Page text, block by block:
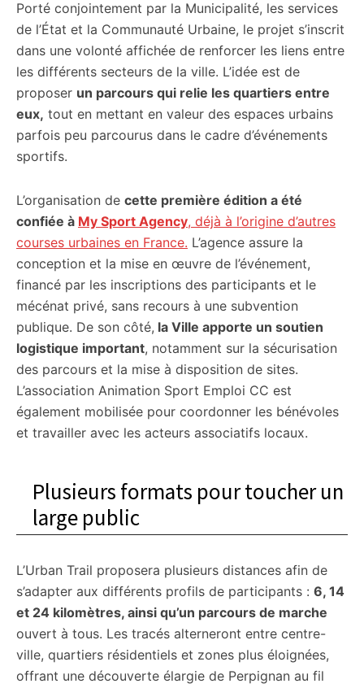
Porté conjointement par la Municipalité, les services
de l’État et la Communauté Urbaine, le projet s’inscrit
dans une volonté affichée de renforcer les liens entre
les différents secteurs de la ville. L’idée est de
proposer un parcours qui relie les quartiers entre
eux, tout en mettant en valeur des espaces urbains
parfois peu parcourus dans le cadre d’événements
sportifs.
L’organisation de cette première édition a été
confiée à My Sport Agency, déjà à l’origine d’autres
courses urbaines en France. L’agence assure la
conception et la mise en œuvre de l’événement,
financé par les inscriptions des participants et le
mécénat privé, sans recours à une subvention
publique. De son côté, la Ville apporte un soutien
logistique important, notamment sur la sécurisation
des parcours et la mise à disposition de sites.
L’association Animation Sport Emploi CC est
également mobilisée pour coordonner les bénévoles
et travailler avec les acteurs associatifs locaux.
Plusieurs formats pour toucher un
large public
L’Urban Trail proposera plusieurs distances afin de
s’adapter aux différents profils de participants : 6, 14
et 24 kilomètres, ainsi qu’un parcours de marche
ouvert à tous. Les tracés alterneront entre centre-
ville, quartiers résidentiels et zones plus éloignées,
offrant une découverte élargie de Perpignan au fil